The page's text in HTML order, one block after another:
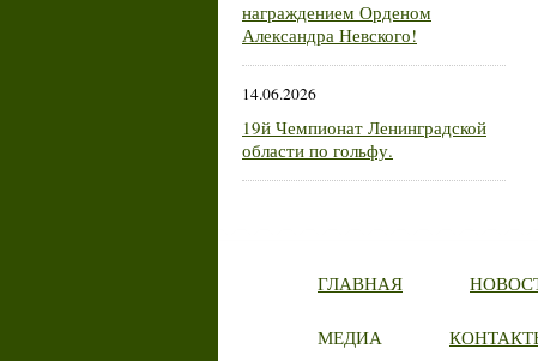
награждением Орденом
Александра Невского!
14.06.2026
19й Чемпионат Ленинградской
области по гольфу.
ГЛАВНАЯ
МЕДИА